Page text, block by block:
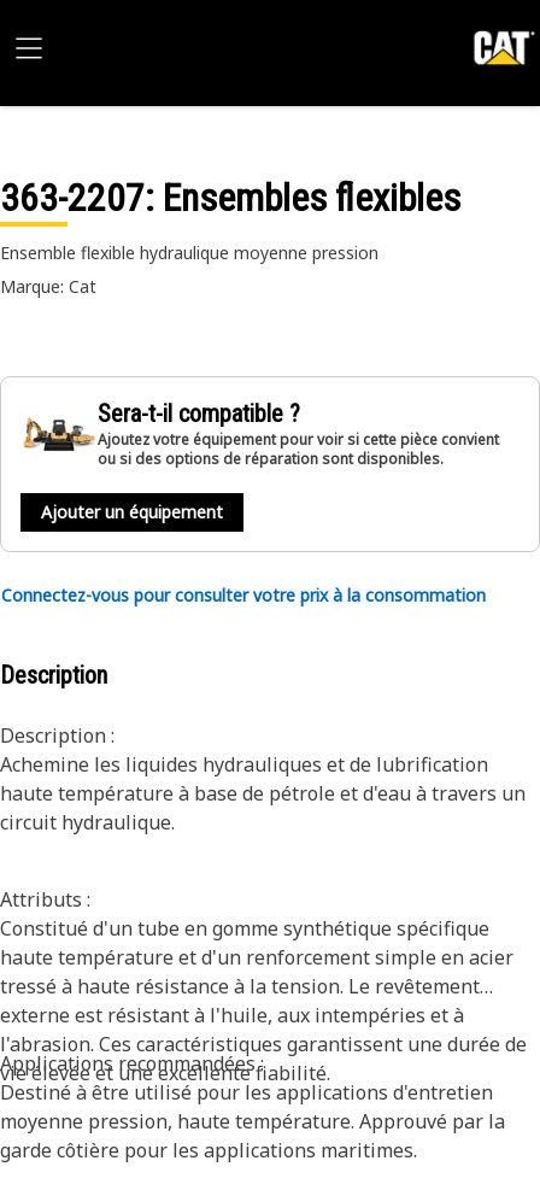
363-2207: Ensembles flexibles
Ensemble flexible hydraulique moyenne pression
Marque: Cat
Sera-t-il compatible ?
Ajoutez votre équipement pour voir si cette pièce convient
ou si des options de réparation sont disponibles.
Ajouter un équipement
Connectez-vous pour consulter votre prix à la consommation
Description
Description :
Achemine les liquides hydrauliques et de lubrification
haute température à base de pétrole et d'eau à travers un
circuit hydraulique.
Attributs :
Constitué d'un tube en gomme synthétique spécifique
haute température et d'un renforcement simple en acier
tressé à haute résistance à la tension. Le revêtement
externe est résistant à l'huile, aux intempéries et à
l'abrasion. Ces caractéristiques garantissent une durée de
vie élevée et une excellente fiabilité.
Applications recommandées :
Destiné à être utilisé pour les applications d'entretien
moyenne pression, haute température. Approuvé par la
garde côtière pour les applications maritimes.